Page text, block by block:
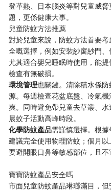
登革熱、日本腦炎等對兒童威
題，更係健康大事。
兒童防蚊方法推薦
對於兒童來說，防蚊方法首要
全嘅選擇，例如安裝紗窗紗門
尤其適合嬰兒睡眠時使用，能
檢查有無破損。
​環境管理​也關鍵。清除積水係
源。每週檢查花盆底盤、冷氣
爽。同時避免帶兒童去草叢、
晨蚊子活動高峰時段。
​化學防蚊產品​需謹慎選擇。根
建議完全使用物理防蚊；個月
要避開眼口鼻等敏感部位，且不
寶寶防蚊產品安全嗎
市面兒童防蚊產品琳瑯滿目，